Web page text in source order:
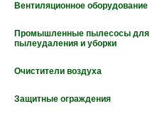
Вентиляционное оборудование
Промышленные пылесосы для
пылеудаления и уборки
Очистители воздуха
Защитные ограждения